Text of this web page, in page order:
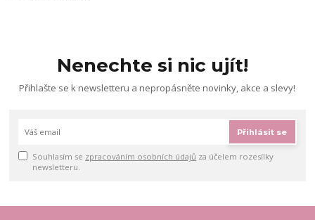
Nenechte si nic ujít!
Přihlašte se k newsletteru a nepropásněte novinky, akce a slevy!
Přihlásit se
Souhlasím se zpracováním osobních údajů za účelem rozesílky
newsletteru.